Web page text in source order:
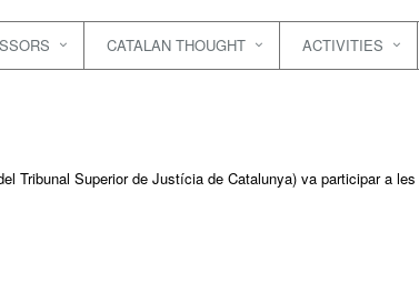
CATALAN THOUGHT ACTIVITIES
Tribunal Superior de Justícia de Catalunya) va participar a les